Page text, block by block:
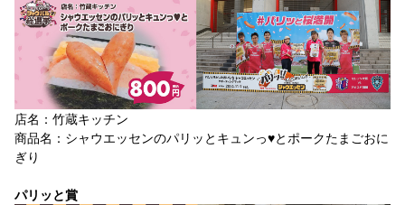
店名：竹蔵キッチン
商品名：シャウエッセンのパリッとキュンっ♥とポークたまごおに
ぎり
パリッと賞